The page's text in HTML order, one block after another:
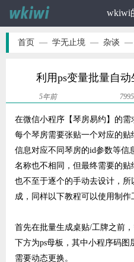
wkiwi
首页 — 学无止境 — 杂谈 —
利用ps变量批量自
5年前
在微信小程序【琴房易约】的
每个琴房需要张贴一个对应的
信息对应不同琴房的id参数等信
名称也不相同，但最终需要的
也不至于逐个的手动去设计，
成，同样以下教程可以使用制作
首先在批量生成桌贴/工牌之前
下方为ps母板，其中小程序码图
需要动态更换。